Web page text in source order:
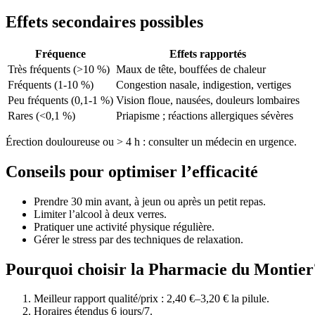
Effets secondaires possibles
Fréquence
Effets rapportés
Très fréquents (>10 %) Maux de tête, bouffées de chaleur
Fréquents (1-10 %)
Congestion nasale, indigestion, vertiges
Peu fréquents (0,1-1 %) Vision floue, nausées, douleurs lombaires
Rares (<0,1 %)
Priapisme ; réactions allergiques sévères
Érection douloureuse ou > 4 h : consulter un médecin en urgence.
Conseils pour optimiser l’efficacité
Prendre 30 min avant, à jeun ou après un petit repas.
Limiter l’alcool à deux verres.
Pratiquer une activité physique régulière.
Gérer le stress par des techniques de relaxation.
Pourquoi choisir la Pharmacie du
Meilleur rapport qualité/prix : 2,40 €–3,20 € la pilule.
Horaires étendus 6 jours/7.